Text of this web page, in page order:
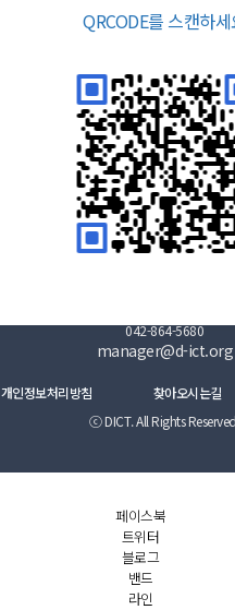
QRCODE를 스캔하
042-864-5680
manager@d-ict.org
ⓒ DICT. All Rights
개인정보처리방침 찾아오시는길
페이스북
트위터
블로그
밴드
라인